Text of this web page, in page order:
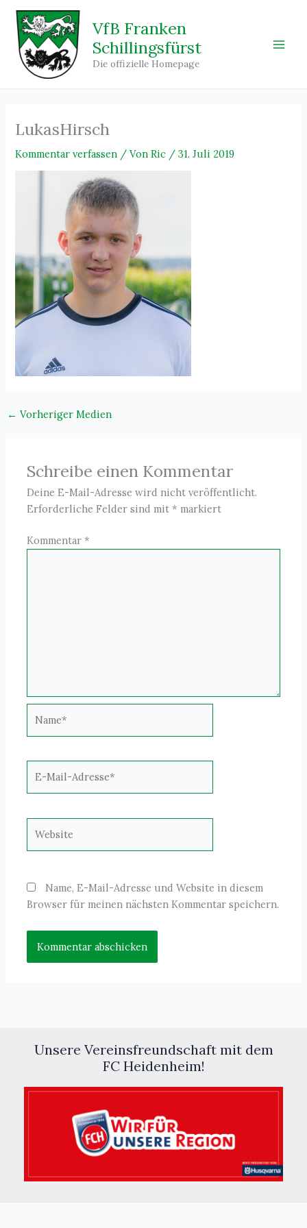
Zum
Inhalt
springen
VfB Franken
Schillingsfürst
Die offizielle Homepage
LukasHirsch
Kommentar verfassen / VonRic /31. Juli 2019
← Vorheriger Medien
Schreibe einen Kommentar
Deine E-Mail-Adresse wird nicht veröffentlicht.
Erforderliche Felder sind mit* markiert
Kommentar*
Mail-
Name, E-Mail-Adresse und Website in diesem
Browser für meinen nächsten Kommentar speichern.
Unsere Vereinsfreundschaft mit dem
FC Heidenheim!